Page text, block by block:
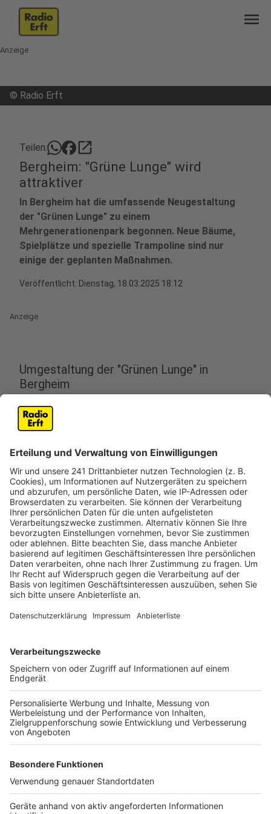
menu
Anzeige
© Radio Erft
Teilen: open_in_new
Bergheim: "Grüne Lunge" wird
attraktiver
In Bergheim hat die umfassende Neugestaltung
der "Grünen Lunge" zu einem
Mehrgenerationenpark begonnen. Neue Bäume,
Spielplätze und spezielle Trampoline sind nur
einige der geplanten Maßnahmen.
Veröffentlicht: Dienstag, 18.03.2025 18:12
Anzeige
Umgestaltung der "Grünen Lunge" in
Bergheim
Anzeige
In Bergheim wird die Grüne Lunge, ein Park in der Nähe
des Amtsgerichts, seit Dienstag (18. März) umfassend
umgestaltet. Die Stadt will neue Bäume pflanzen und
Vogelhäuser sowie Rückzugsorte für Vögel und
Fledermäuse errichten. Auch Fitnessgeräte und
Spielplätze sind Teil der Neugestaltung. Besonders
bemerkenswert ist der Bau von Trampolinen, die auch
Menschen mit Handicap nutzen können.
Die Maßnahmen sind Teil des
Stadtentwicklungskonzepts, das die Innenstadt von
Bergheim attraktiver machen soll. Bürgermeister
Volker Mießeler betont, dass die Themen
Umgestaltung im Vordergrund stehen.
Die Bauarbeiten sollen voraussichtlich bis Ende
Oktober abgeschlossen sein.
Anzeige
Anzeige